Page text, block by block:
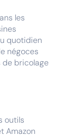
les
quotidien
négoces
de bricolage
outils
Amazon